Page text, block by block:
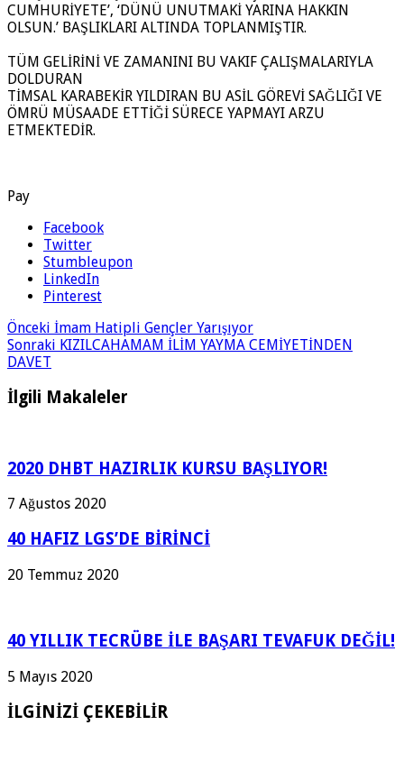
CUMHURİYETE’, ‘DÜNÜ UNUTMAKİ YARINA HAKKIN
OLSUN.’ BAŞLIKLARI ALTINDA TOPLANMIŞTIR.
TÜM GELİRİNİ VE ZAMANINI BU VAKIF ÇALIŞMALARIYLA
DOLDURAN
TİMSAL KARABEKİR YILDIRAN BU ASİL GÖREVİ SAĞLIĞI VE
ÖMRÜ MÜSAADE ETTİĞİ SÜRECE YAPMAYI ARZU
ETMEKTEDİR.
Pay
Facebook
Twitter
Stumbleupon
LinkedIn
Pinterest
Önceki İmam Hatipli Gençler Yarışıyor
Sonraki KIZILCAHAMAM İLİM YAYMA CEMİYETİNDEN
DAVET
İlgili Makaleler
2020 DHBT HAZIRLIK KURSU BAŞLIYOR!
7 Ağustos 2020
40 HAFIZ LGS’DE BİRİNCİ
20 Temmuz 2020
40 YILLIK TECRÜBE İLE BAŞARI TEVAFUK DEĞİL!
5 Mayıs 2020
İLGİNİZİ ÇEKEBİLİR